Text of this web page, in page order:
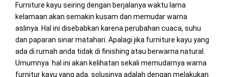
Furniture kayu seiring dengan berjalanya waktu lama
kelamaan akan semakin kusam dan memudar warna
aslinya. Hal ini disebabkan karena perubahan cuaca, suhu
dan paparan sinar matahari. Apalagi jika furniture kayu yang
ada di rumah anda tidak di finishing atau berwarna natural.
Umumnya hal ini akan kelihatan sekali memudarnya warna
furnitur kayu yang ada. solusinya adalah dengan melakukan